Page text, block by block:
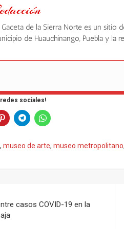
Gaceta de la Sierra Norte es un sitio
de Huauchinango, Puebla y la
sociales!
,museo de arte,museo metropolitano
casos COVID-19 en la